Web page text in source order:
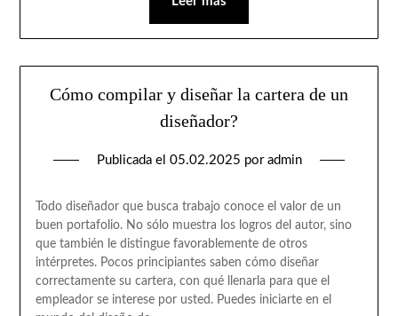
Cómo compilar y diseñar la cartera de un
diseñador?
Publicada el 05.02.2025 por admin
Todo diseñador que busca trabajo conoce el valor de un
buen portafolio. No sólo muestra los logros del autor, sino
que también le distingue favorablemente de otros
intérpretes. Pocos principiantes saben cómo diseñar
correctamente su cartera, con qué llenarla para que el
empleador se interese por usted. Puedes iniciarte en el